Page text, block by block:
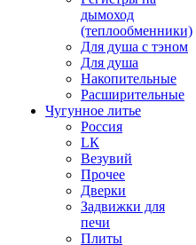
дымоход
(теплообменники)
Для душа с тэном
Для душа
Накопительные
Расширительные
Чугунное литье
Россия
LК
Везувий
Прочее
Дверки
Задвижки для
печи
Плиты